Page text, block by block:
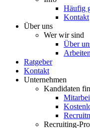
Häufig
Kontakt
Über uns
Wer wir sind
Über
Ratgeber
Kontakt
Unternehmen
Kandidaten
Recruiting-